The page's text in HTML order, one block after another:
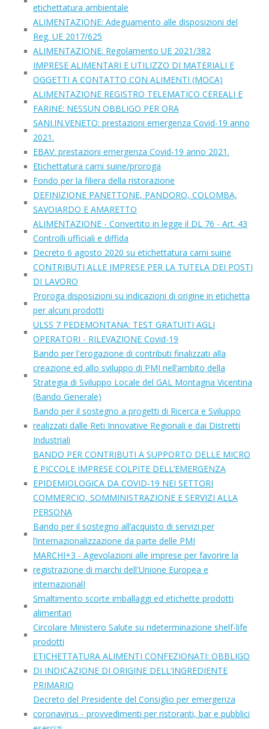
etichettatura ambientale
ALIMENTAZIONE: Adeguamento alle disposizioni del
Reg. UE 2017/625
ALIMENTAZIONE: Regolamento UE 2021/382
IMPRESE ALIMENTARI E UTILIZZO DI MATERIALI E
OGGETTI A CONTATTO CON ALIMENTI (MOCA)
ALIMENTAZIONE REGISTRO TELEMATICO CEREALI E
FARINE: NESSUN OBBLIGO PER ORA
SANI.IN.VENETO: prestazioni emergenza Covid-19 anno
2021.
EBAV: prestazioni emergenza Covid-19 anno 2021.
Etichettatura carni suine/proroga
Fondo per la filiera della ristorazione
DEFINIZIONE PANETTONE, PANDORO, COLOMBA,
SAVOIARDO E AMARETTO
ALIMENTAZIONE - Convertito in legge il DL 76 - Art. 43
Controlli ufficiali e diffida
Decreto 6 agosto 2020 su etichettatura carni suine
CONTRIBUTI ALLE IMPRESE PER LA TUTELA DEI POSTI
DI LAVORO
Proroga disposizioni su indicazioni di origine in etichetta
per alcuni prodotti
ULSS 7 PEDEMONTANA: TEST GRATUITI AGLI
OPERATORI - RILEVAZIONE Covid-19
Bando per l'erogazione di contributi finalizzati alla
creazione ed allo sviluppo di PMI nell’ambito della
Strategia di Sviluppo Locale del GAL Montagna Vicentina
(Bando Generale)
Bando per il sostegno a progetti di Ricerca e Sviluppo
realizzati dalle Reti Innovative Regionali e dai Distretti
Industriali
BANDO PER CONTRIBUTI A SUPPORTO DELLE MICRO
E PICCOLE IMPRESE COLPITE DELL’EMERGENZA
EPIDEMIOLOGICA DA COVID-19 NEI SETTORI
COMMERCIO, SOMMINISTRAZIONE E SERVIZI ALLA
PERSONA
Bando per il sostegno all’acquisto di servizi per
l’internazionalizzazione da parte delle PMI
MARCHI+3 - Agevolazioni alle imprese per favorire la
registrazione di marchi dell'Unione Europea e
internazionalI
Smaltimento scorte imballaggi ed etichette prodotti
alimentari
Circolare Ministero Salute su rideterminazione shelf-life
prodotti
ETICHETTATURA ALIMENTI CONFEZIONATI: OBBLIGO
DI INDICAZIONE DI ORIGINE DELL’INGREDIENTE
PRIMARIO
Decreto del Presidente del Consiglio per emergenza
coronavirus - provvedimenti per ristoranti, bar e pubblici